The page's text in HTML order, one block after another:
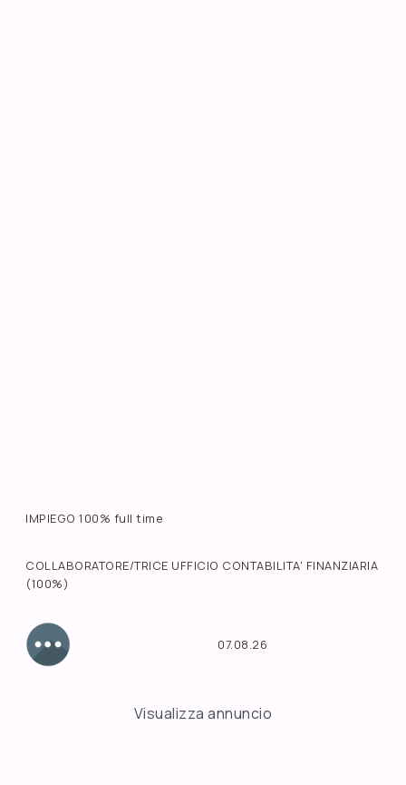
IMPIEGO 100% full time
COLLABORATORE/TRICE UFFICIO CONTABILITA' FINANZIARIA
(100%)
07.08.26
Visualizza annuncio